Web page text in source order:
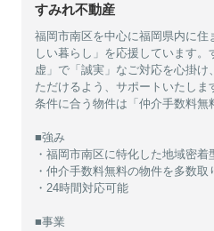
すみれ不動産
福岡市南区を中心に福岡県内に住
しい暮らし」を応援しています
虚」で「誠実」なご対応を心掛
ただけるよう、サポートいたしま
条件に合う物件は「仲介手数料無
■強み
・福岡市南区に特化した地域密着
・仲介手数料無料の物件を多数取
・24時間対応可能
■事業